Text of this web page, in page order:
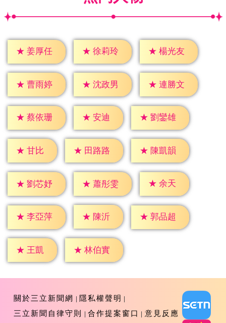
★ 姜厚任 ★ 徐莉玲 ★ 楊光友
★ 曹雨婷 ★ 沈政男 ★ 連勝文
★ 蔡依珊 ★ 安迪 ★ 劉鑾雄
★ 甘比 ★ 田路路 ★ 陳凱韻
★ 劉芯妤 ★ 蕭彤雯 ★ 余天
★ 李亞萍 ★ 陳沂 ★ 郭品超
★ 王凱 ★ 林伯實
關於三立新聞網
隱私權聲明
三立新聞自律守則
合作提案窗口 意見反應